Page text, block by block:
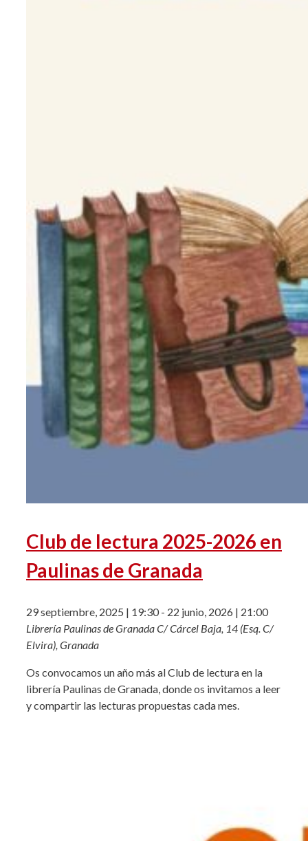
Club de lectura 2025-2026 en
Paulinas de Granada
29 septiembre, 2025 | 19:30- 22 junio, 2026 | 21:00
Librería Paulinas de GranadaC/ Cárcel Baja, 14 (Esq. C/
Elvira), Granada
Os convocamos un año más al Club de lectura en la
librería Paulinas de Granada, donde os invitamos a leer
y compartir las lecturas propuestas cada mes.